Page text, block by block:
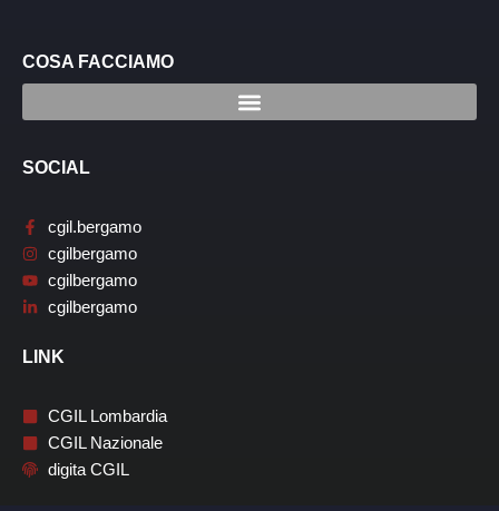
COSA FACCIAMO
SOCIAL
cgil.bergamo
cgilbergamo
cgilbergamo
cgilbergamo
LINK
CGIL Lombardia
CGIL Nazionale
digita CGIL